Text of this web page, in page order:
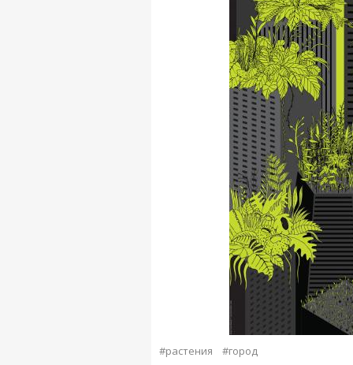
#растения #город